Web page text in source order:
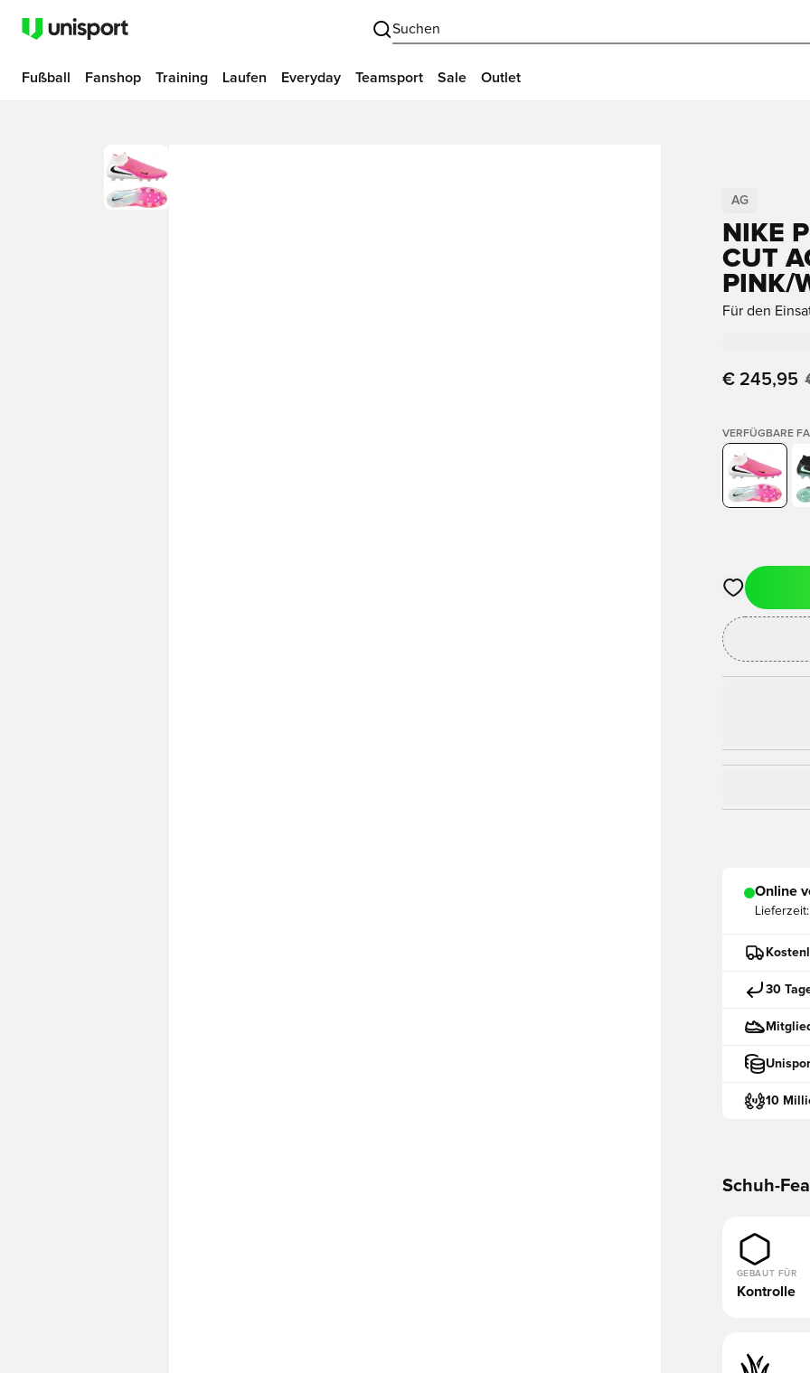
Suchen
Fußball Fanshop Training Laufen Everyday Teamsport Sale Outlet
AG
NIKE
CUT
PINK/
Für den
€ 245,95
VERFÜGBARE
Öffnet ein
Online
Lieferzeit:
30
10
Schuh-
GEBAUT FÜR
Kontrolle